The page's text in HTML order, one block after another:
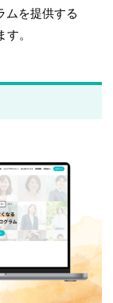
ムを提供する
。